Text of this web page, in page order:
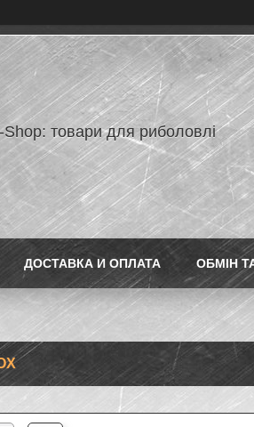
Shop: товари для риболовлі
ДОСТАВКА И ОПЛАТА ОБМІН